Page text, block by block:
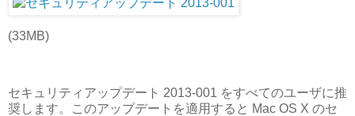
(33MB)
セキュリティアップデート 2013-001 をすべてのユーザに推
奨します。このアップデートを適用すると Mac OS X のセ